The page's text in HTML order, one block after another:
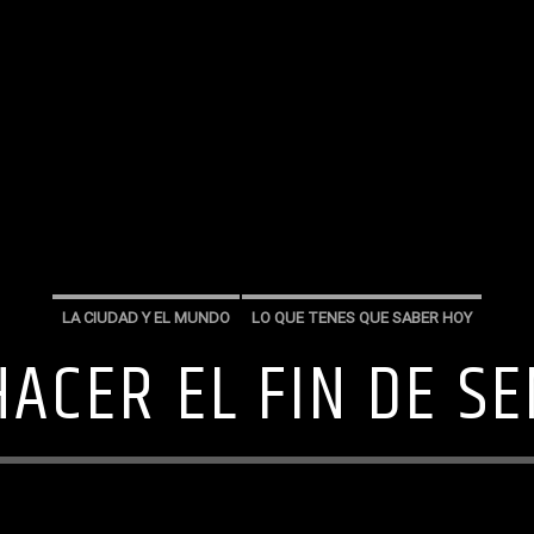
LA CIUDAD Y EL MUNDO LO QUE TENES QUE SABER HOY
EL FIN DE